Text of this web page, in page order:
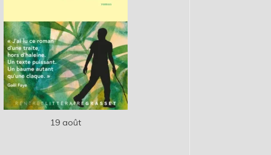
19 août